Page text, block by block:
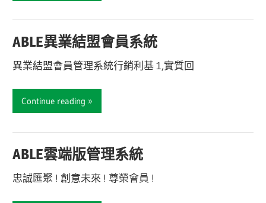
ABLE異業結盟會員系統
異業結盟會員管理系統行銷利基 1,實質回
Continue reading
ABLE雲端版管理系統
忠誠匯聚 ! 創意未來 ! 尊榮會員 !